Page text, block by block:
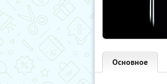
Основное